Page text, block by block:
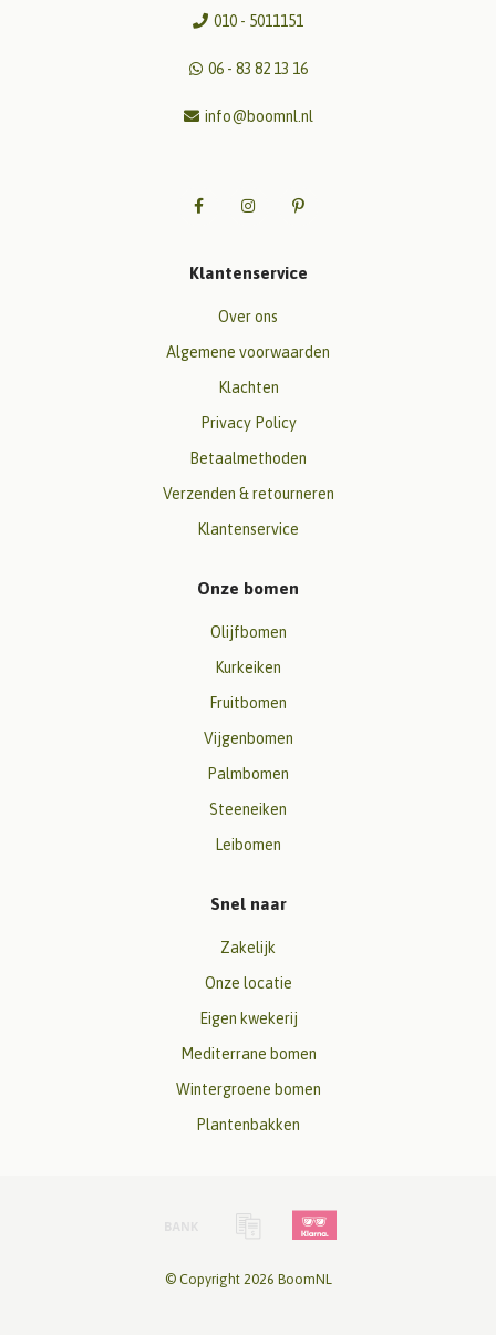
010 - 5011151
06 - 83 82 13 16
info@boomnl.nl
Klantenservice
Over ons
Algemene voorwaarden
Klachten
Privacy Policy
Betaalmethoden
Verzenden & retourneren
Klantenservice
Onze bomen
Olijfbomen
Kurkeiken
Fruitbomen
Vijgenbomen
Palmbomen
Steeneiken
Leibomen
Snel naar
Zakelijk
Onze locatie
Eigen kwekerij
Mediterrane bomen
Wintergroene bomen
Plantenbakken
© Copyright 2026 BoomNL